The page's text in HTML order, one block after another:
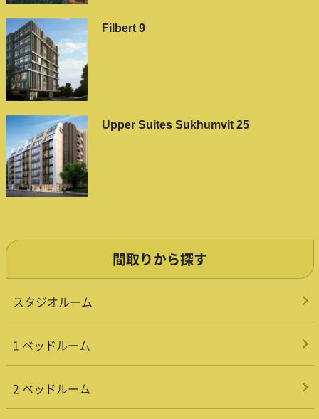
Filbert 9
Upper Suites Sukhumvit 25
間取りから探す
スタジオルーム
1 ベッドルーム
2 ベッドルーム